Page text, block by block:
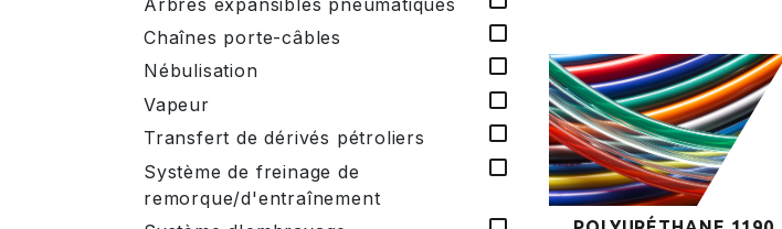
Chaînes porte-câbles
Nébulisation
Vapeur
Transfert de dérivés pétroliers
Système de freinage de
remorque/d'entraînement